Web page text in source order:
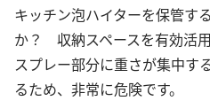
キッチン泡ハイターを保管す
か？ 収納スペースを有効活
スプレー部分に重さが集中す
るため、非常に危険です。